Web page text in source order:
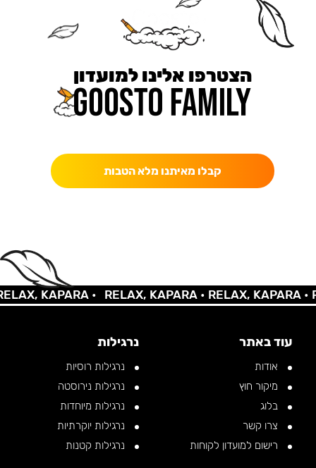
הצטרפו אלינו למועדון
קבלו מאיתנו מלא הטבות
KAPARA • RELAX, KAPARA •RELAX, KAPARA •
עוד באתר
אודות
מיקור חוץ
בלוג
צרו קשר
רישום למועדון לקוחות
נרגילות
נרגילות רוסיות
נרגילות נירוסטה
נרגילות מיוחדות
נרגילות יוקרתיות
נרגילות קטנות